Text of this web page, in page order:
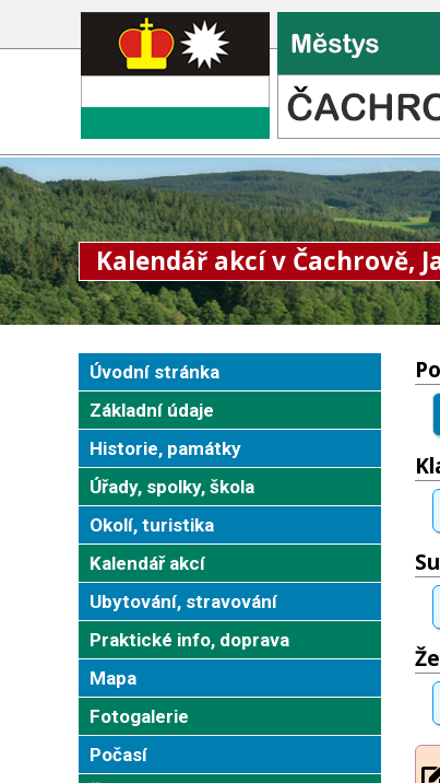
Kalendář akcí v Čachrově,
Úvodní stránka
Základní údaje
Historie, památky
Úřady, spolky, škola
Okolí, turistika
Kalendář akcí
Ubytování, stravování
Praktické info, doprava
Mapa
Fotogalerie
Počasí